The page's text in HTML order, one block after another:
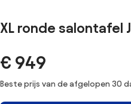
XL ronde salontafel
€ 949
Beste prijs van de afgelopen 30